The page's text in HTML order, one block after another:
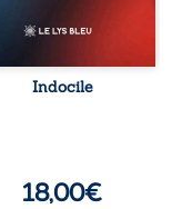
vivent trop fort,
trop vrai, trop tôt.
traversée. Une
langue nue. Une
Indocile
18,00€